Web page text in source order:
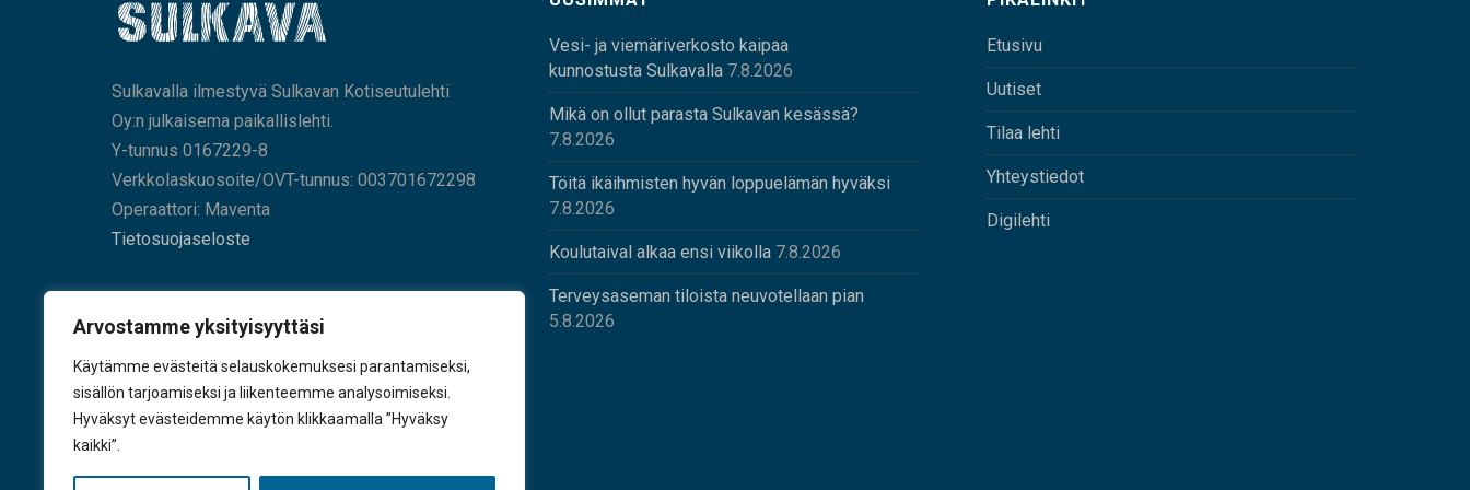
Arvostamme yksityisyyttäsi
Käytämme evästeitä selauskokemuksesi parantamiseksi,
sisällön tarjoamiseksi ja liikenteemme analysoimiseksi.
Hyväksyt evästeidemme käytön klikkaamalla ”Hyväksy
kaikki”.
Sulkavalla ilmestyvä Sulkavan Kotiseutulehti
Oy:n julkaisema paikallislehti.
Y-tunnus 0167229-8
Verkkolaskuosoite/OVT-tunnus: 003701672298
Operaattori: Maventa
Tietosuojaseloste
KÄY TYKKÄÄMÄSSÄ
Vesi- ja viemäriverkosto kaipaa
kunnostusta Sulkavalla 7.8.2026
Mikä on ollut parasta Sulkavan kesässä?
7.8.2026
Töitä ikäihmisten hyvän loppuelämän hyväksi
7.8.2026
Koulutaival alkaa ensi viikolla 7.8.2026
Terveysaseman tiloista neuvotellaan pian
5.8.2026
Etusivu
Uutiset
Tilaa lehti
Yhteystiedot
Digilehti